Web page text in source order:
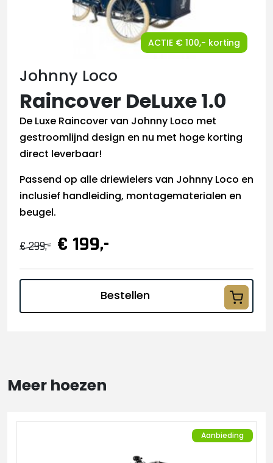
ACTIE € 100,- korting
Johnny Loco
Raincover DeLuxe 1.0
De Luxe Raincover van Johnny Loco met
gestroomlijnd design en nu met hoge korting
direct leverbaar!
Passend op alle driewielers van Johnny Loco en
inclusief handleiding, montagematerialen en
beugel.
€ 299,- € 199,-
Bestellen
Meer hoezen
Aanbieding